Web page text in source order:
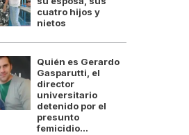
cuatro hijos y
nietos
Quién es Gerardo
Gasparutti, el
director
universitario
detenido por el
presunto
femicidio...